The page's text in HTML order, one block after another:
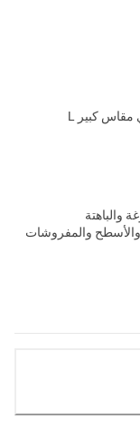
والباهتة
والأسطح والمفروشات